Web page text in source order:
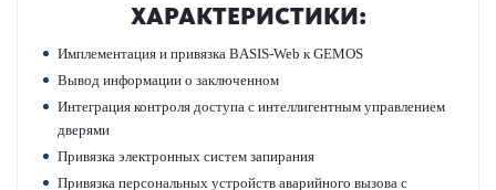
ХАР­АКТЕР­И­С­ТИКИ:
Импл­ементация и привязка BASIS-Web к GEMOS
Вывод информации о заключенном
Интеграция контроля дос­тупа с интеллиг­ентным управ­лением
дверями
Привязка электронных систем запирания
Привязка персон­альных устройств авар­ийного вызова с